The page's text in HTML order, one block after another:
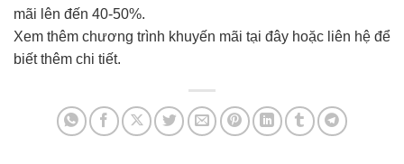
mãi lên đến 40-50%.
Xem thêm chương trình khuyến mãi tại đây hoặc liên hệ để
biết thêm chi tiết.